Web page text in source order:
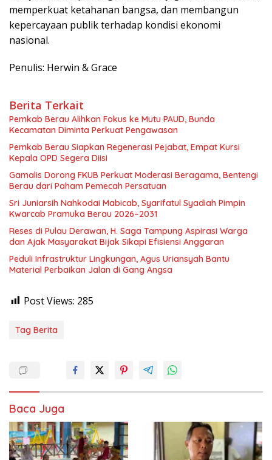
memperkuat ketahanan bangsa, dan membangun
kepercayaan publik terhadap kondisi ekonomi
nasional.
Penulis: Herwin & Grace
Berita Terkait
Pemkab Berau Alihkan Fokus ke Mutu PAUD, Bunda
Kecamatan Diminta Perkuat Pengawasan
Pemkab Berau Siapkan Regenerasi Pejabat, Empat Kursi
Kepala OPD Segera Diisi
Gamalis Dorong FKUB Perkuat Moderasi Beragama, Bentengi
Berau dari Paham Pemecah Persatuan
Sri Juniarsih Nahkodai Mabicab, Syarifatul Syadiah Pimpin
Kwarcab Pramuka Berau 2026–2031
Reses di Pulau Derawan, H. Saga Tampung Aspirasi Warga
dan Ajak Masyarakat Bijak Sikapi Efisiensi Anggaran
Peduli Infrastruktur Lingkungan, Agus Uriansyah Bantu
Material Perbaikan Jalan di Gang Angsa
Post Views: 285
Tag Berita
Baca Juga